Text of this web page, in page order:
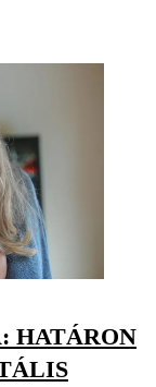
HATÁRON